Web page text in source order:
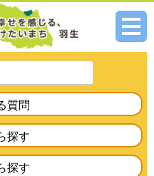
メニ
質問
探す
探す